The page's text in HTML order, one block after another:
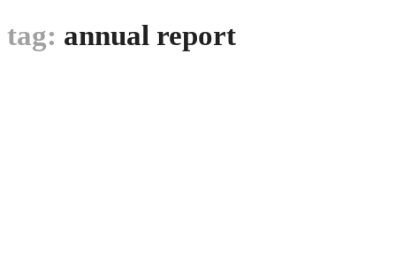
tag: annual report